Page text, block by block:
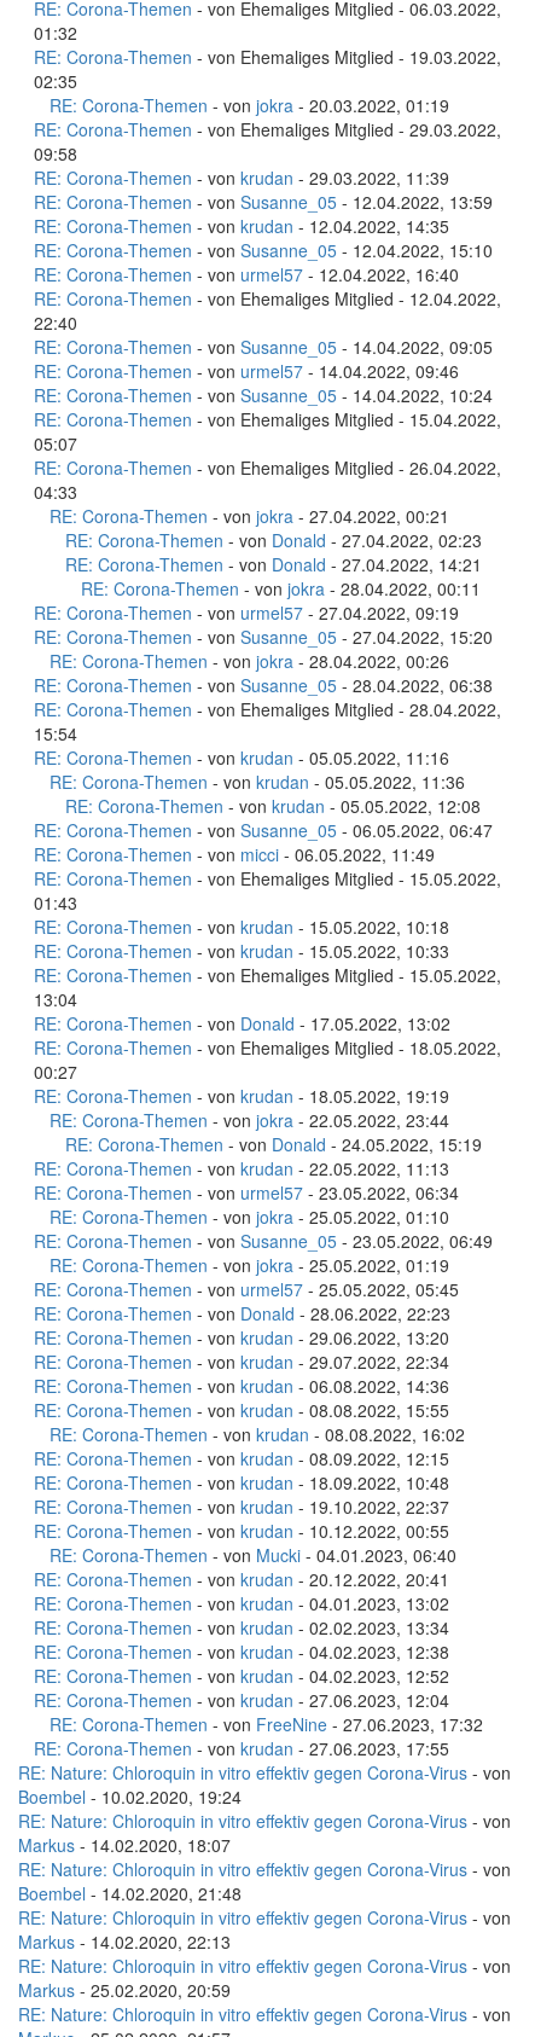
RE: Corona-Themen - von Ehemaliges Mitglied - 06.03.2022,
01:32
RE: Corona-Themen - von Ehemaliges Mitglied - 19.03.2022,
02:35
RE: Corona-Themen - von jokra - 20.03.2022, 01:19
RE: Corona-Themen - von Ehemaliges Mitglied - 29.03.2022,
09:58
RE: Corona-Themen - von krudan - 29.03.2022, 11:39
RE: Corona-Themen - von Susanne_05 - 12.04.2022, 13:59
RE: Corona-Themen - von krudan - 12.04.2022, 14:35
RE: Corona-Themen - von Susanne_05 - 12.04.2022, 15:10
RE: Corona-Themen - von urmel57 - 12.04.2022, 16:40
RE: Corona-Themen - von Ehemaliges Mitglied - 12.04.2022,
22:40
RE: Corona-Themen - von Susanne_05 - 14.04.2022, 09:05
RE: Corona-Themen - von urmel57 - 14.04.2022, 09:46
RE: Corona-Themen - von Susanne_05 - 14.04.2022, 10:24
RE: Corona-Themen - von Ehemaliges Mitglied - 15.04.2022,
05:07
RE: Corona-Themen - von Ehemaliges Mitglied - 26.04.2022,
04:33
RE: Corona-Themen - von jokra - 27.04.2022, 00:21
RE: Corona-Themen - von Donald - 27.04.2022, 02:23
RE: Corona-Themen - von Donald - 27.04.2022, 14:21
RE: Corona-Themen - von jokra - 28.04.2022, 00:11
RE: Corona-Themen - von urmel57 - 27.04.2022, 09:19
RE: Corona-Themen - von Susanne_05 - 27.04.2022, 15:20
RE: Corona-Themen - von jokra - 28.04.2022, 00:26
RE: Corona-Themen - von Susanne_05 - 28.04.2022, 06:38
RE: Corona-Themen - von Ehemaliges Mitglied - 28.04.2022,
15:54
RE: Corona-Themen - von krudan - 05.05.2022, 11:16
RE: Corona-Themen - von krudan - 05.05.2022, 11:36
RE: Corona-Themen - von krudan - 05.05.2022, 12:08
RE: Corona-Themen - von Susanne_05 - 06.05.2022, 06:47
RE: Corona-Themen - von micci - 06.05.2022, 11:49
RE: Corona-Themen - von Ehemaliges Mitglied - 15.05.2022,
01:43
RE: Corona-Themen - von krudan - 15.05.2022, 10:18
RE: Corona-Themen - von krudan - 15.05.2022, 10:33
RE: Corona-Themen - von Ehemaliges Mitglied - 15.05.2022,
13:04
RE: Corona-Themen - von Donald - 17.05.2022, 13:02
RE: Corona-Themen - von Ehemaliges Mitglied - 18.05.2022,
00:27
RE: Corona-Themen - von krudan - 18.05.2022, 19:19
RE: Corona-Themen - von jokra - 22.05.2022, 23:44
RE: Corona-Themen - von Donald - 24.05.2022, 15:19
RE: Corona-Themen - von krudan - 22.05.2022, 11:13
RE: Corona-Themen - von urmel57 - 23.05.2022, 06:34
RE: Corona-Themen - von jokra - 25.05.2022, 01:10
RE: Corona-Themen - von Susanne_05 - 23.05.2022, 06:49
RE: Corona-Themen - von jokra - 25.05.2022, 01:19
RE: Corona-Themen - von urmel57 - 25.05.2022, 05:45
RE: Corona-Themen - von Donald - 28.06.2022, 22:23
RE: Corona-Themen - von krudan - 29.06.2022, 13:20
RE: Corona-Themen - von krudan - 29.07.2022, 22:34
RE: Corona-Themen - von krudan - 06.08.2022, 14:36
RE: Corona-Themen - von krudan - 08.08.2022, 15:55
RE: Corona-Themen - von krudan - 08.08.2022, 16:02
RE: Corona-Themen - von krudan - 08.09.2022, 12:15
RE: Corona-Themen - von krudan - 18.09.2022, 10:48
RE: Corona-Themen - von krudan - 19.10.2022, 22:37
RE: Corona-Themen - von krudan - 10.12.2022, 00:55
RE: Corona-Themen - von Mucki - 04.01.2023, 06:40
RE: Corona-Themen - von krudan - 20.12.2022, 20:41
RE: Corona-Themen - von krudan - 04.01.2023, 13:02
RE: Corona-Themen - von krudan - 02.02.2023, 13:34
RE: Corona-Themen - von krudan - 04.02.2023, 12:38
RE: Corona-Themen - von krudan - 04.02.2023, 12:52
RE: Corona-Themen - von krudan - 27.06.2023, 12:04
RE: Corona-Themen - von FreeNine - 27.06.2023, 17:32
RE: Corona-Themen - von krudan - 27.06.2023, 17:55
RE: Nature: Chloroquin in vitro effektiv gegen Corona-Virus - von
Boembel - 10.02.2020, 19:24
RE: Nature: Chloroquin in vitro effektiv gegen Corona-Virus - von
Markus - 14.02.2020, 18:07
RE: Nature: Chloroquin in vitro effektiv gegen Corona-Virus - von
Boembel - 14.02.2020, 21:48
RE: Nature: Chloroquin in vitro effektiv gegen Corona-Virus - von
Markus - 14.02.2020, 22:13
RE: Nature: Chloroquin in vitro effektiv gegen Corona-Virus - von
Markus - 25.02.2020, 20:59
RE: Nature: Chloroquin in vitro effektiv gegen Corona-Virus - von